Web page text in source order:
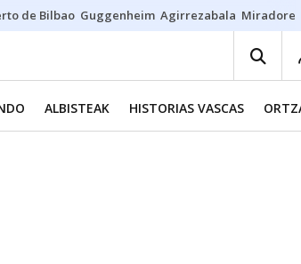
de Bilbao Guggenheim Agirrezabala Miradores
ALBISTEAK HISTORIAS VASCAS